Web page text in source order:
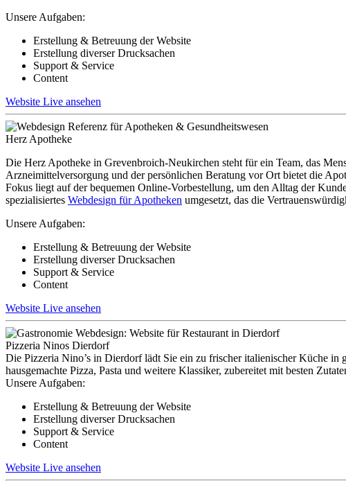
Unsere Aufgaben:
Erstellung & Betreuung der Website
Erstellung diverser Drucksachen
Support & Service
Content
Website Live ansehen
Herz Apotheke
Die Herz Apotheke in Grevenbroich-Neukirchen steht für ein Team, das
Arzneimittelversorgung und der persönlichen Beratung vor Ort bietet die
Fokus liegt auf der bequemen Online-Vorbestellung, um den Alltag der
spezialisiertes Webdesign für Apotheken umgesetzt, das die
Unsere Aufgaben:
Erstellung & Betreuung der Website
Erstellung diverser Drucksachen
Support & Service
Content
Website Live ansehen
Pizzeria Ninos Dierdorf
Die Pizzeria Nino’s in Dierdorf lädt Sie ein zu frischer italienischer Küche in
hausgemachte Pizza, Pasta und weitere Klassiker, zubereitet mit besten
Unsere Aufgaben:
Erstellung & Betreuung der Website
Erstellung diverser Drucksachen
Support & Service
Content
Website Live ansehen